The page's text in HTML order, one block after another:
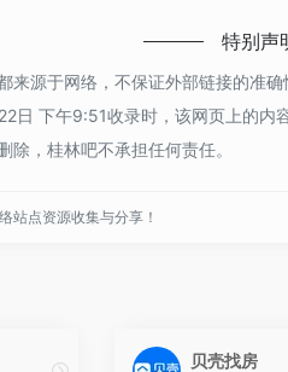
特别声
来源于网络，不保证外部链接的准
日 下午9:51收录时，该网页上的内
除，桂林吧不承担任何责任。
站点资源收集与分享！
贝壳找房